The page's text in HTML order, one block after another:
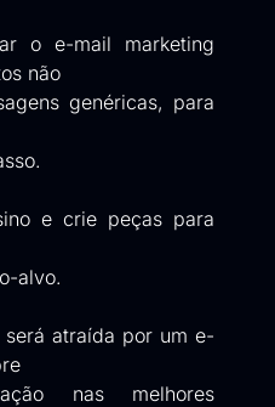
o e-mail marketing
não
genéricas, para
e crie peças para
alvo.
atraída por um e-
nas melhores